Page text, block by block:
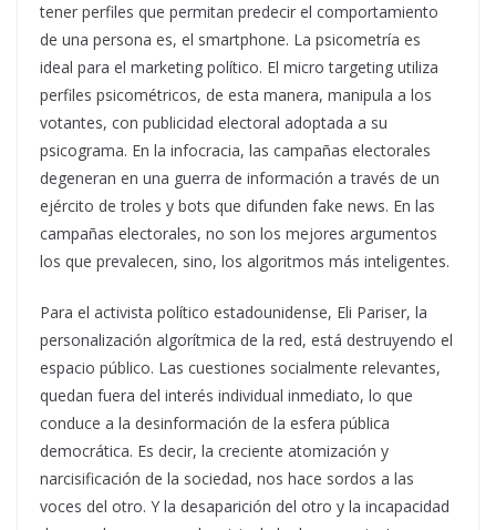
tener perfiles que permitan predecir el comportamiento
de una persona es, el smartphone. La psicometría es
ideal para el marketing político. El micro targeting utiliza
perfiles psicométricos, de esta manera, manipula a los
votantes, con publicidad electoral adoptada a su
psicograma. En la infocracia, las campañas electorales
degeneran en una guerra de información a través de un
ejército de troles y bots que difunden fake news. En las
campañas electorales, no son los mejores argumentos
los que prevalecen, sino, los algoritmos más inteligentes.
Para el activista político estadounidense, Eli Pariser, la
personalización algorítmica de la red, está destruyendo el
espacio público. Las cuestiones socialmente relevantes,
quedan fuera del interés individual inmediato, lo que
conduce a la desinformación de la esfera pública
democrática. Es decir, la creciente atomización y
narcisificación de la sociedad, nos hace sordos a las
voces del otro. Y la desaparición del otro y la incapacidad